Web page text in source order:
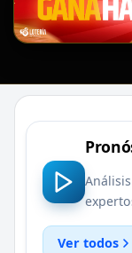
Ver todos